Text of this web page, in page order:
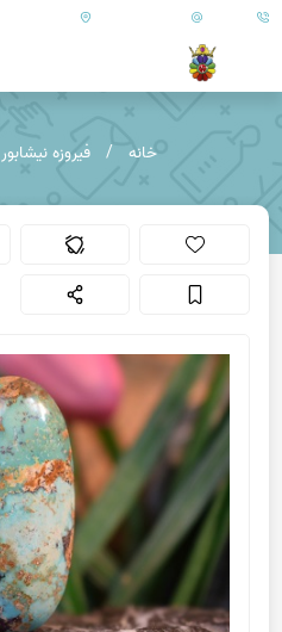
09179890157 ایران - فارس - کازرون
خانه فیروزه نیشابور